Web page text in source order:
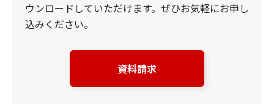
ウンロードしていただけます。ぜひお気軽にお申し
込みください。
資料請求